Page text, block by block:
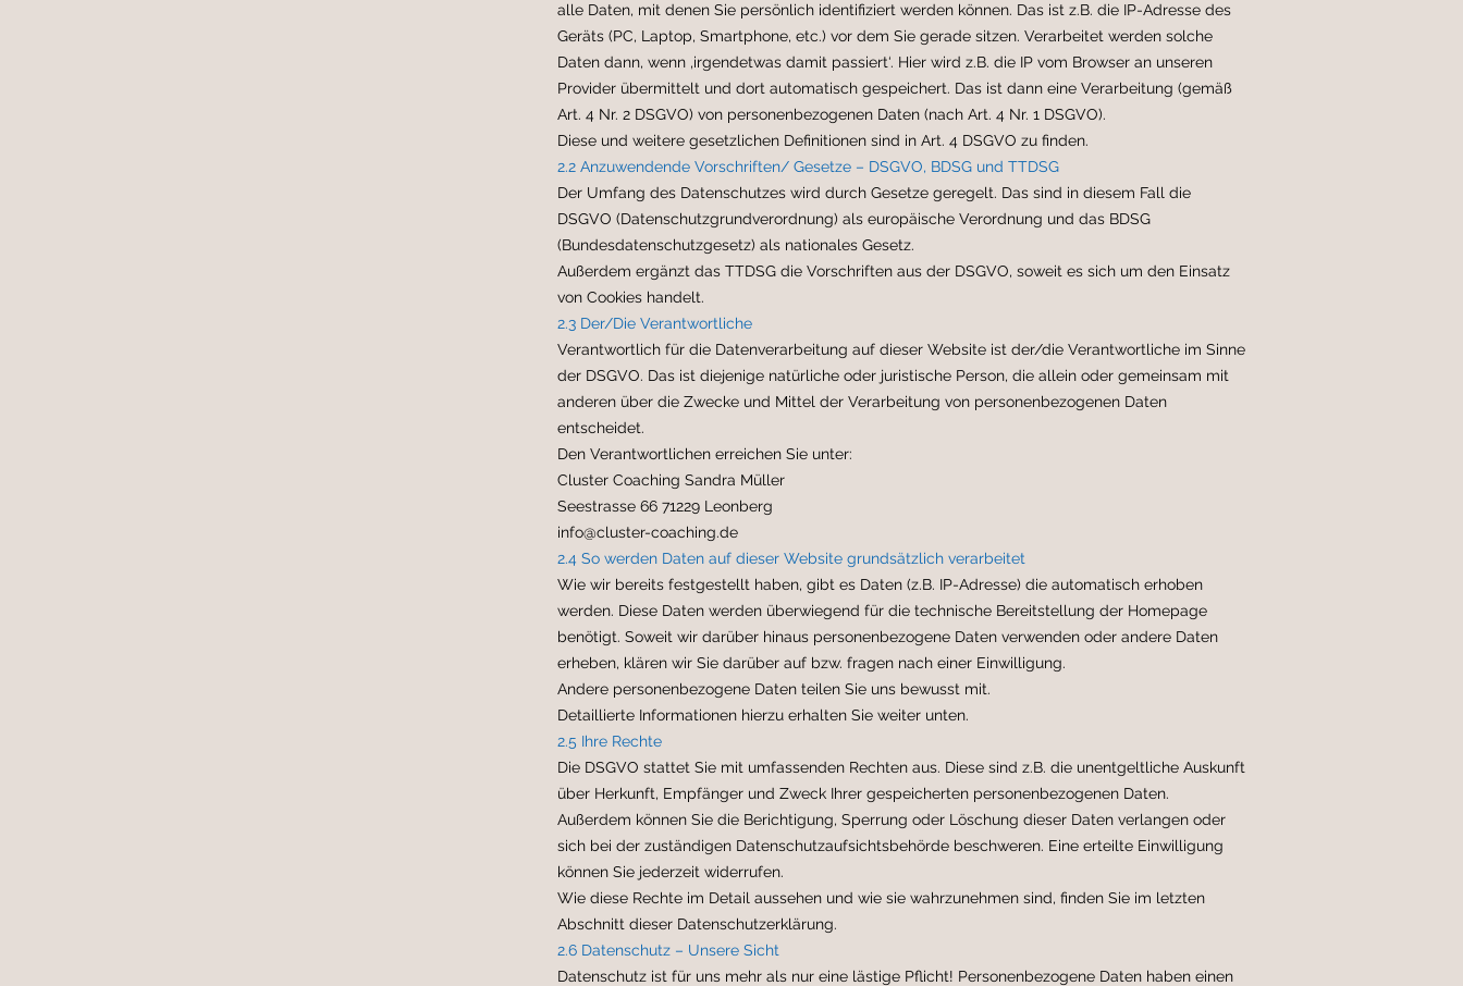
alle Daten, mit denen Sie persönlich identifiziert werden können. Das ist z.B. die IP-Adresse des
Geräts (PC, Laptop, Smartphone, etc.) vor dem Sie gerade sitzen. Verarbeitet werden solche
Daten dann, wenn ‚irgendetwas damit passiert‘. Hier wird z.B. die IP vom Browser an unseren
Provider übermittelt und dort automatisch gespeichert. Das ist dann eine Verarbeitung (gemäß
Art. 4 Nr. 2 DSGVO) von personenbezogenen Daten (nach Art. 4 Nr. 1 DSGVO).
Diese und weitere gesetzlichen Definitionen sind in Art. 4 DSGVO zu finden.
2.2 Anzuwendende Vorschriften/ Gesetze – DSGVO, BDSG und TTDSG
Der Umfang des Datenschutzes wird durch Gesetze geregelt. Das sind in diesem Fall die
DSGVO (Datenschutzgrundverordnung) als europäische Verordnung und das BDSG
(Bundesdatenschutzgesetz) als nationales Gesetz.
Außerdem ergänzt das TTDSG die Vorschriften aus der DSGVO, soweit es sich um den Einsatz
von Cookies handelt.
2.3 Der/Die Verantwortliche
Verantwortlich für die Datenverarbeitung auf dieser Website ist der/die Verantwortliche im Sinne
der DSGVO. Das ist diejenige natürliche oder juristische Person, die allein oder gemeinsam mit
anderen über die Zwecke und Mittel der Verarbeitung von personenbezogenen Daten
entscheidet.
Den Verantwortlichen erreichen Sie unter:
Cluster Coaching Sandra Müller
Seestrasse 66 71229 Leonberg
info@cluster-coaching.de
2.4 So werden Daten auf dieser Website grundsätzlich verarbeitet
Wie wir bereits festgestellt haben, gibt es Daten (z.B. IP-Adresse) die automatisch erhoben
werden. Diese Daten werden überwiegend für die technische Bereitstellung der Homepage
benötigt. Soweit wir darüber hinaus personenbezogene Daten verwenden oder andere Daten
erheben, klären wir Sie darüber auf bzw. fragen nach einer Einwilligung.
Andere personenbezogene Daten teilen Sie uns bewusst mit.
Detaillierte Informationen hierzu erhalten Sie weiter unten.
2.5 Ihre Rechte
Die DSGVO stattet Sie mit umfassenden Rechten aus. Diese sind z.B. die unentgeltliche Auskunft
über Herkunft, Empfänger und Zweck Ihrer gespeicherten personenbezogenen Daten.
Außerdem können Sie die Berichtigung, Sperrung oder Löschung dieser Daten verlangen oder
sich bei der zuständigen Datenschutzaufsichtsbehörde beschweren. Eine erteilte Einwilligung
können Sie jederzeit widerrufen.
Wie diese Rechte im Detail aussehen und wie sie wahrzunehmen sind, finden Sie im letzten
Abschnitt dieser Datenschutzerklärung.
2.6 Datenschutz – Unsere Sicht
Datenschutz ist für uns mehr als nur eine lästige Pflicht! Personenbezogene Daten haben einen